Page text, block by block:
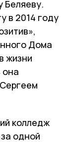
Беляеву.
в 2014 году
Дома
жизни
она
колледж
одной